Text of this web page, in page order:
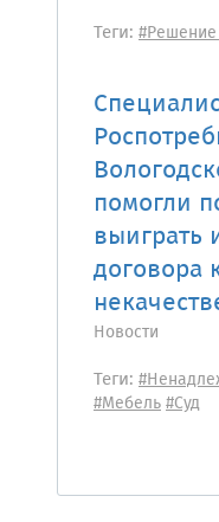
Теги: #Решение
помогли
выиграть
договора
Новости
Теги:
#Мебель#Суд